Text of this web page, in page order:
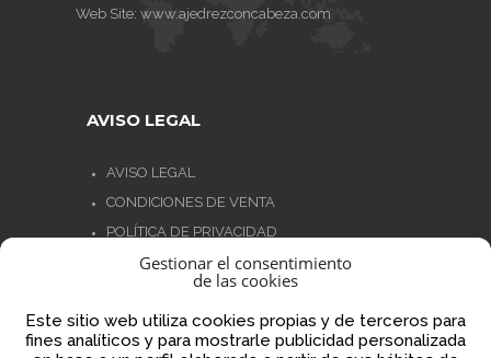
Gestionar el consentimiento
de las cookies
Este sitio web utiliza cookies propias y de terceros para
fines analíticos y para mostrarle publicidad personalizada
Web Site: www.ajedrezconcabeza.com
AVISO LEGAL
AVISO LEGAL
CONDICIONES DE VENTA
POLÍTICA DE PRIVACIDAD
POLÍTICA DE COOKIES
NORMATIVA AJEDREZ CON CABEZA